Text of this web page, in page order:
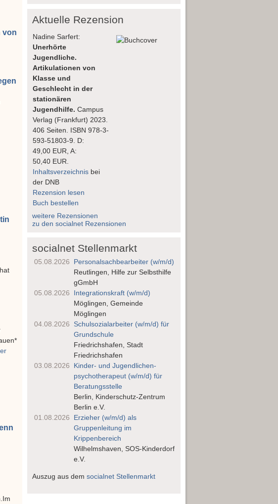
von
Aktuelle Rezension
Nadine Sarfert:
Unerhörte
Jugendliche.
Artikulationen von
Klasse und
Geschlecht in der
stationären
Jugendhilfe.Campus
Verlag (Frankfurt) 2023.
406 Seiten. ISBN 978-3-
593-51803-9. D:
49,00 EUR, A:
50,40 EUR.
Inhaltsverzeichnis bei
der DNB
Rezension lesen
Buch bestellen
weitere Rezensionen
zu den socialnet Rezensionen
socialnet Stellenmarkt
05.08.2026
Personalsach­bearbeiter (w/m/d)
Reutlingen, Hilfe zur Selbsthilfe
gGmbH
05.08.2026
Integrationskraft (w/m/d)
Möglingen, Gemeinde
Möglingen
04.08.2026
Schulsozialarbeiter (w/m/d) für
Grundschule
Friedrichshafen, Stadt
Friedrichshafen
03.08.2026
Kinder- und Jugendlichen­
psychotherapeut (w/m/d) für
Beratungsstelle
Berlin, Kinderschutz-Zentrum
Berlin e.V.
01.08.2026
Erzieher (w/m/d) als
Gruppenleitung im
Krippenbereich
Wilhelmshaven, SOS-Kinderdorf
e.V.
Auszug aus dem socialnet Stellenmarkt